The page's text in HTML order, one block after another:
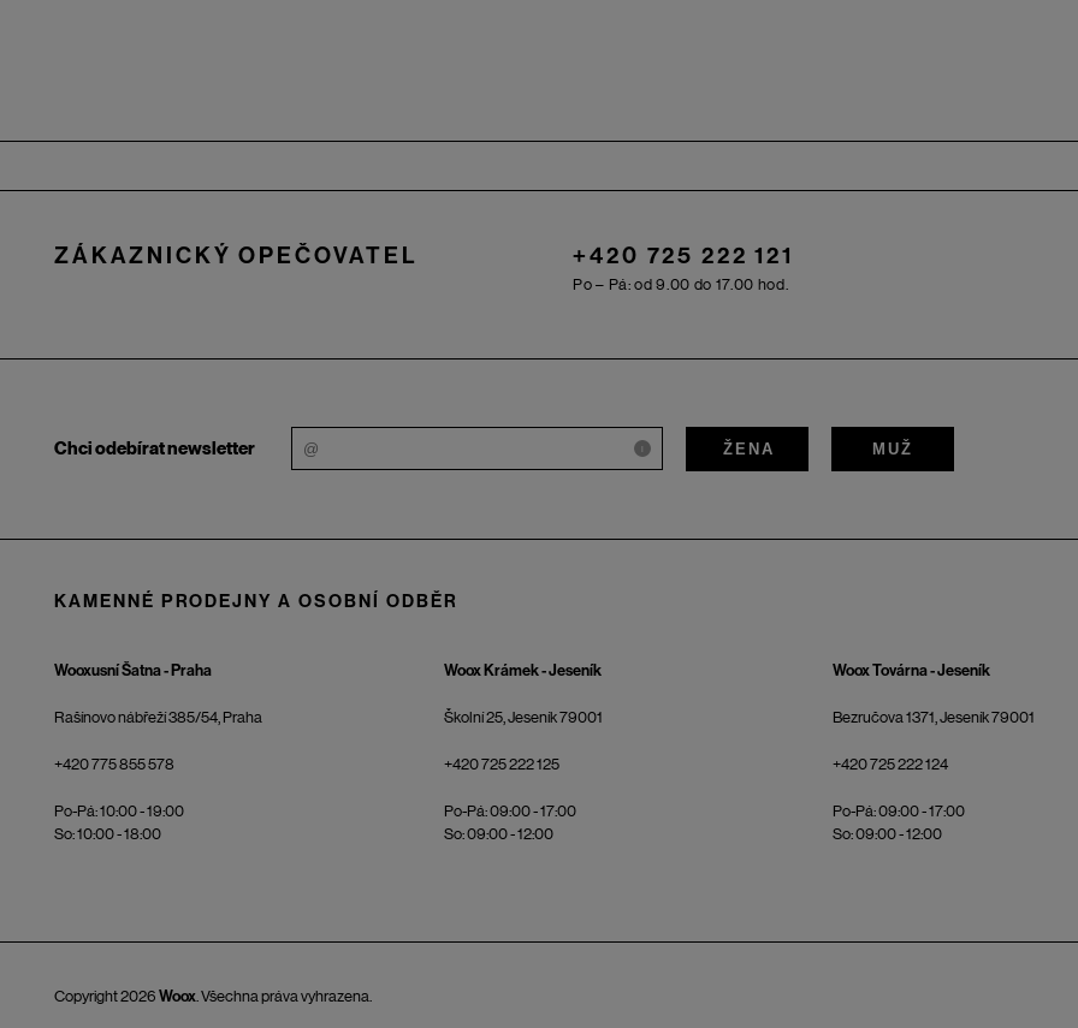
ZÁKAZNICKÝ OPEČOVATEL +420 725 222 121
Po – Pá: od 9.00 do 17.00 hod.
Chci odebírat newsletter i ŽENA MUŽ
KAMENNÉ PRODEJNY A OSOBNÍ ODBĚR
Wooxusní Šatna - Praha
Rašínovo nábřeží 385/54, Praha
+420 775 855 578
Po-Pá: 10:00 - 19:00
So: 10:00 - 18:00
Woox Krámek - Jeseník
Školní 25, Jeseník 79001
+420 725 222 125
Po-Pá: 09:00 - 17:00
So: 09:00 - 12:00
Woox Továrna - Jeseník
Bezručova 1371, Jeseník 79001
+420 725 222 124
Po-Pá: 09:00 - 17:00
So: 09:00 - 12:00
Copyright 2026 Woox. Všechna práva vyhrazena.